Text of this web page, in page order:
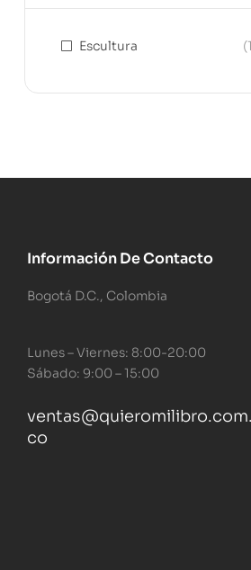
Escultura
Información De Contacto
Bogotá D.C., Colombia
Lunes – Viernes: 8:00-20:00
Sábado: 9:00 – 15:00
ventas@quieromilibro.com.
co